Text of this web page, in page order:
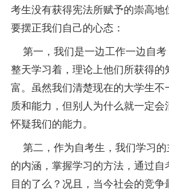
考生没有获得宪法所赋予的崇高
要摆正我们自己的心态：
第一，我们是一边工作一边自
整天学习着，理论上他们所获得
富。虽然我们清楚现在的大学生
质和能力，但别人为什么就一定
怀疑我们的能力。
第二，作为自考生，我们学习的
的内涵，掌握学习的方法，通过
目的了么？况且，当今社会的竞